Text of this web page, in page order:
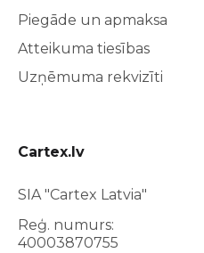
Piegāde un apmaksa
Atteikuma tiesības
Uzņēmuma rekvizīti
Cartex.lv
SIA "Cartex Latvia"
Reģ. numurs:
40003870755